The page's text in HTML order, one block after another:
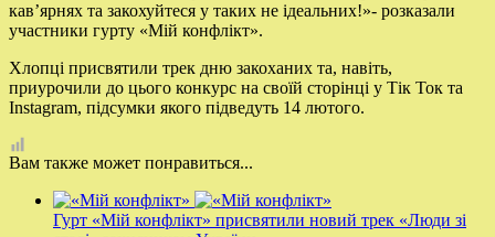
кавʼярнях та закохуйтеся у таких не ідеальних!»- розказали
участники гурту «Мій конфлікт».
Хлопці присвятили трек дню закоханих та, навіть,
приурочили до цього конкурс на своїй сторінці у Тік Ток та
Instagram, підсумки якого підведуть 14 лютого.
Вам также может понравиться...
Гурт «Мій конфлікт» присвятили новий трек «Люди зі